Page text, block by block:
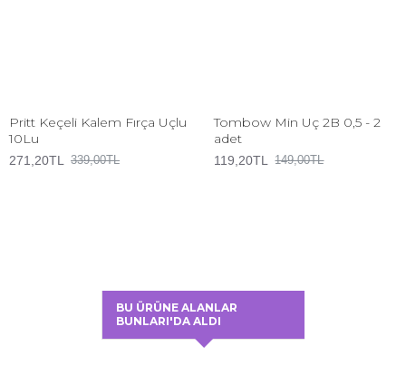
Pritt Keçeli Kalem Fırça Uçlu
10Lu
271,20TL 339,00TL
Tombow Min Uç 2B 0,5 - 2
adet
119,20TL 149,00TL
BU ÜRÜNE ALANLAR
BUNLARI'DA ALDI